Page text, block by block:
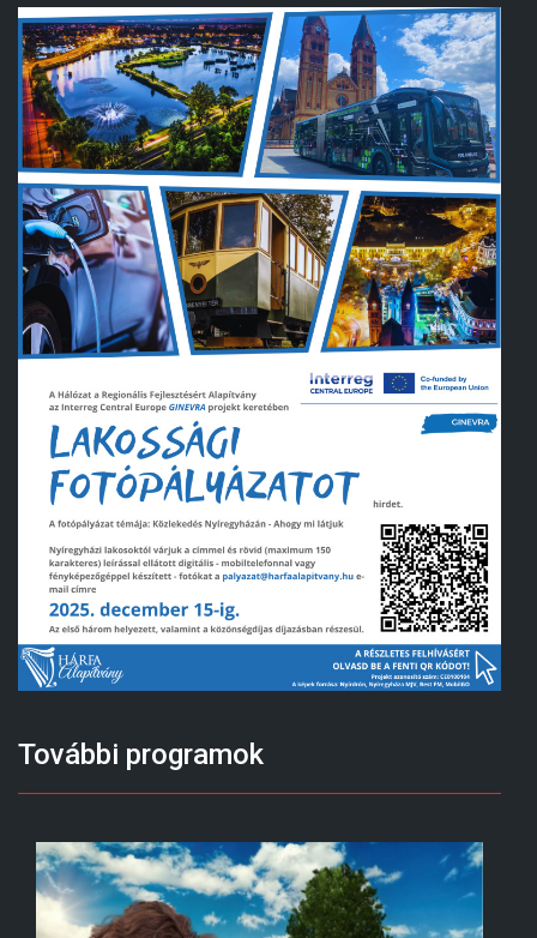
További programok